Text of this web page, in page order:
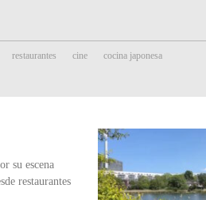
restaurantes cine cocina japonesa
su escena
restaurantes